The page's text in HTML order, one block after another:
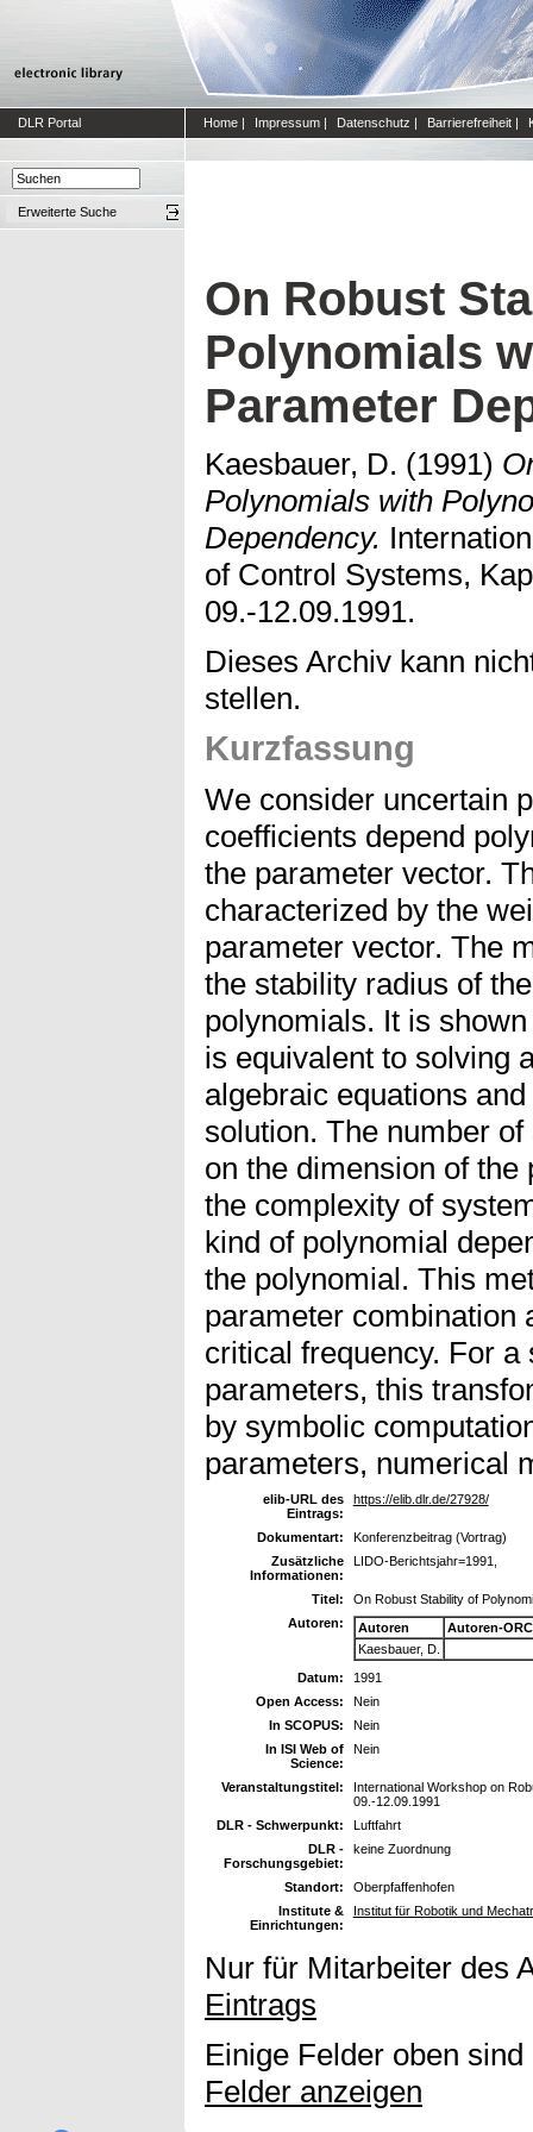
DLR Portal Home | Impressum | Datenschutz | Barrierefreiheit |
Erweiterte Suche
On Robust
Polynomials
Parameter
Kaesbauer, D. (1991)
Polynomials with
Dependency.
of Control Systems,
09.-12.09.1991.
Dieses Archiv kann
stellen.
Kurzfassung
We consider uncertain
coefficients depend
the parameter vector.
characterized by the
parameter vector. The
the stability radius of
polynomials. It is
is equivalent to solving
algebraic equations
solution. The number
on the dimension of
the complexity of
kind of polynomial
the polynomial. This
parameter combination
critical frequency. For
parameters, this
by symbolic
parameters, numerical
elib-URL des
Eintrags:
https://elib.dlr.de/27928/
Dokumentart:
Konferenzbeitrag (Vortrag)
Zusätzliche
Informationen:
LIDO-Berichtsjahr=1991,
Titel:
On Robust Stability of
Autoren:
Autoren
Autoren-
Kaesbauer, D.
Datum:
1991
Open Access:
Nein
In SCOPUS:
Nein
In ISI Web of
Science:
Nein
Veranstaltungstitel:
International Workshop on
09.-12.09.1991
DLR - Schwerpunkt:
Luftfahrt
DLR -
Forschungsgebiet:
keine Zuordnung
Standort:
Oberpfaffenhofen
Institute &
Einrichtungen:
Institut für Robotik und
Nur für Mitarbeiter des
Eintrags
Einige Felder oben
Felder anzeigen